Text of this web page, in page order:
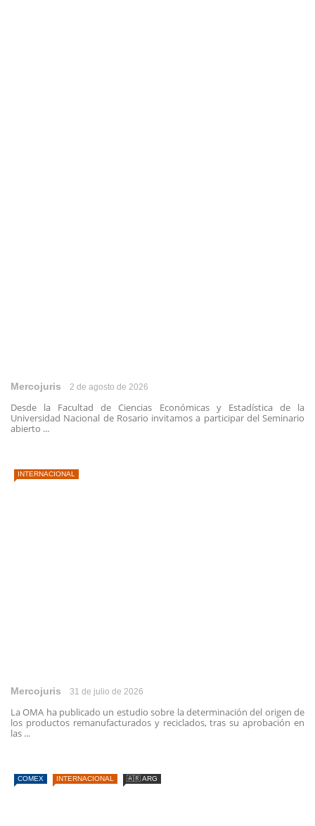
Mercojuris 2 de agosto de 2026
Desde la Facultad de Ciencias Económicas y Estadística de la
Universidad Nacional de Rosario invitamos a participar del Seminario
abierto ...
INTERNACIONAL
Mercojuris 31 de julio de 2026
La OMA ha publicado un estudio sobre la determinación del origen de
los productos remanufacturados y reciclados, tras su aprobación en
las ...
COMEX INTERNACIONAL 🇦🇷 ARG